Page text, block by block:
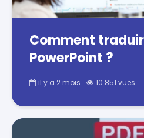
Comment
PowerPoint ?
il y a 2 mois 10 851 vues